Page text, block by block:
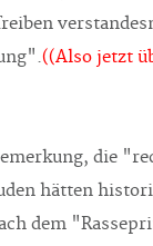
((Also jetzt
die
hätten
dem